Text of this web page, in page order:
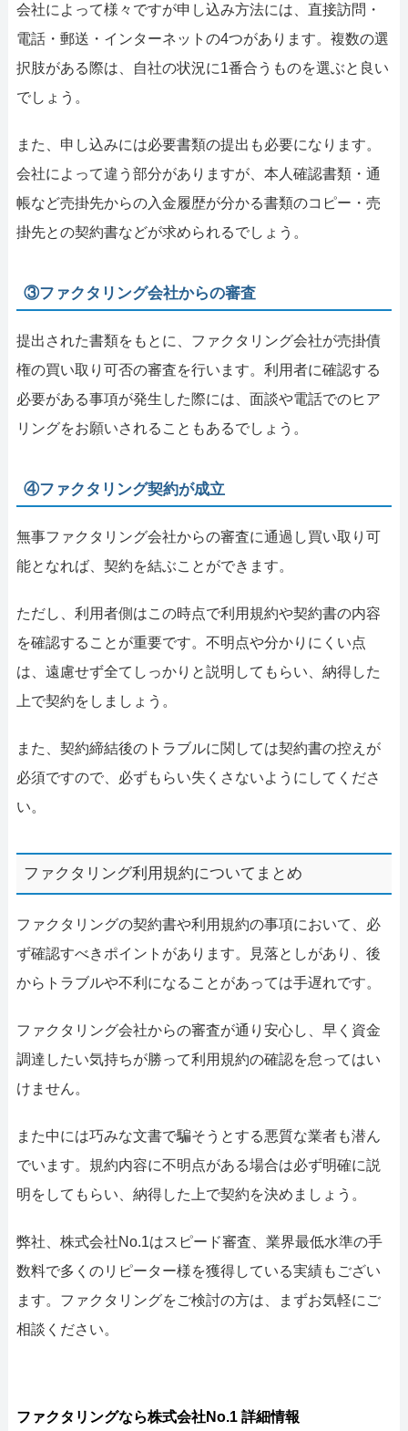
会社によって様々ですが申し込み方法には、直接訪問・
電話・郵送・インターネットの4つがあります。複数の選
択肢がある際は、自社の状況に1番合うものを選ぶと良い
でしょう。
また、申し込みには必要書類の提出も必要になります。
会社によって違う部分がありますが、本人確認書類・通
帳など売掛先からの入金履歴が分かる書類のコピー・売
掛先との契約書などが求められるでしょう。
③ファクタリング会社からの審査
提出された書類をもとに、ファクタリング会社が売掛債
権の買い取り可否の審査を行います。利用者に確認する
必要がある事項が発生した際には、面談や電話でのヒア
リングをお願いされることもあるでしょう。
④ファクタリング契約が成立
無事ファクタリング会社からの審査に通過し買い取り可
能となれば、契約を結ぶことができます。
ただし、利用者側はこの時点で利用規約や契約書の内容
を確認することが重要です。不明点や分かりにくい点
は、遠慮せず全てしっかりと説明してもらい、納得した
上で契約をしましょう。
また、契約締結後のトラブルに関しては契約書の控えが
必須ですので、必ずもらい失くさないようにしてくださ
い。
ファクタリング利用規約についてまとめ
ファクタリングの契約書や利用規約の事項において、必
ず確認すべきポイントがあります。見落としがあり、後
からトラブルや不利になることがあっては手遅れです。
ファクタリング会社からの審査が通り安心し、早く資金
調達したい気持ちが勝って利用規約の確認を怠ってはい
けません。
また中には巧みな文書で騙そうとする悪質な業者も潜ん
でいます。規約内容に不明点がある場合は必ず明確に説
明をしてもらい、納得した上で契約を決めましょう。
弊社、株式会社No.1はスピード審査、業界最低水準の手
数料で多くのリピーター様を獲得している実績もござい
ます。ファクタリングをご検討の方は、まずお気軽にご
相談ください。
ファクタリングなら株式会社No.1 詳細情報